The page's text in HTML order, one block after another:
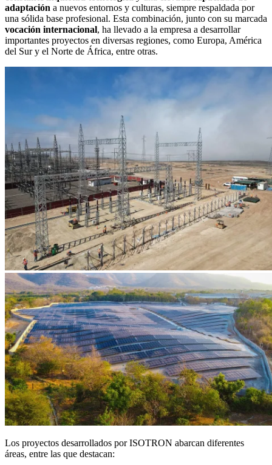
adaptación a nuevos entornos y culturas, siempre respaldada por
una sólida base profesional. Esta combinación, junto con su marcada
vocación internacional, ha llevado a la empresa a desarrollar
importantes proyectos en diversas regiones, como Europa, América
del Sur y el Norte de África, entre otras.
Los proyectos desarrollados por ISOTRON abarcan diferentes
áreas, entre las que destacan: